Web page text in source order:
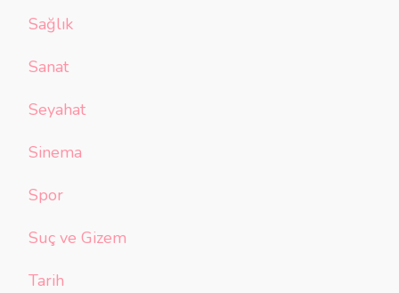
Sağlık
Sanat
Seyahat
Sinema
Spor
Suç ve Gizem
Tarih